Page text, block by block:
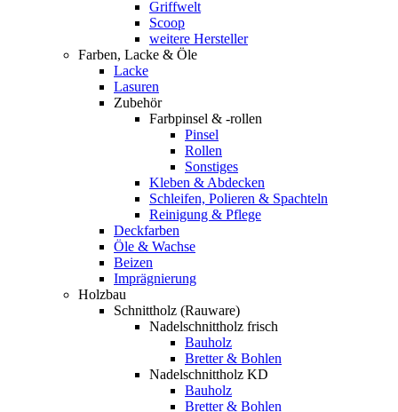
Griffwelt
Scoop
weitere Hersteller
Farben, Lacke & Öle
Lacke
Lasuren
Zubehör
Farbpinsel & -rollen
Pinsel
Rollen
Sonstiges
Kleben & Abdecken
Schleifen, Polieren & Spachteln
Reinigung & Pflege
Deckfarben
Öle & Wachse
Beizen
Imprägnierung
Holzbau
Schnittholz (Rauware)
Nadelschnittholz frisch
Bauholz
Bretter & Bohlen
Nadelschnittholz KD
Bauholz
Bretter & Bohlen